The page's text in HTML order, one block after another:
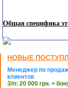
Общая специфика
НОВЫЕ
Менеджер по
клиентов
З/п: 20 000 грн. +